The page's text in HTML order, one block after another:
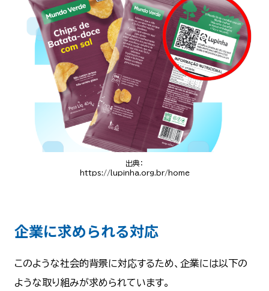
出典：
https://lupinha.org.br/home
企業に求められる対応
このような社会的背景に対応するため、企業には以下の
ような取り組みが求められています。